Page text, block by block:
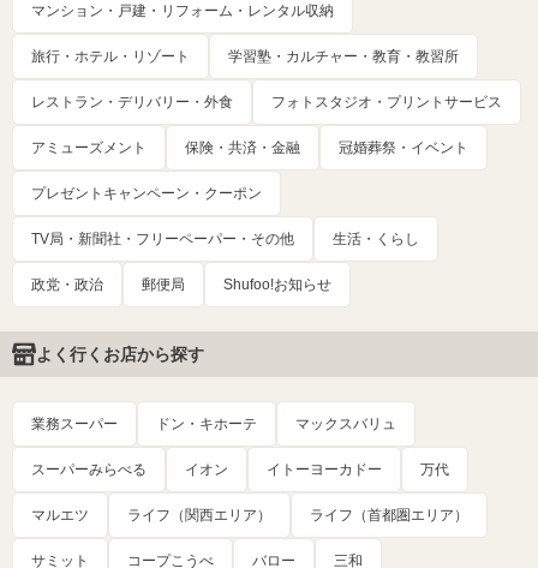
マンション・戸建・リフォーム・レンタル収納
旅行・ホテル・リゾート 学習塾・カルチャー・教育・教習所
レストラン・デリバリー・外食 フォトスタジオ・プリントサービス
アミューズメント 保険・共済・金融 冠婚葬祭・イベント
プレゼントキャンペーン・クーポン
TV局・新聞社・フリーペーパー・その他 生活・くらし
政党・政治 郵便局 Shufoo!お知らせ
よく行くお店から探す
業務スーパー ドン・キホーテ マックスバリュ
スーパーみらべる イオン イトーヨーカドー 万代
マルエツ ライフ（関西エリア） ライフ（首都圏エリア）
サミット コープこうべ バロー 三和